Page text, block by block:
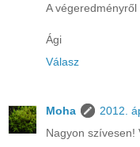
A
Ági
Válasz
Moha
2012.
Nagyon szívesen!